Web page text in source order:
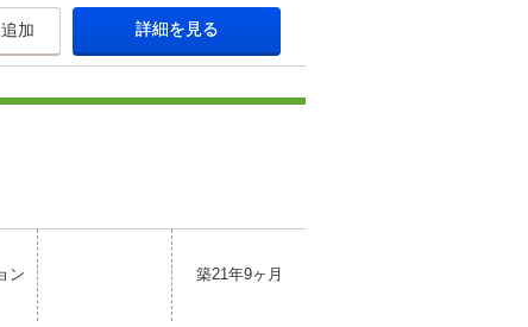
加 詳細を見る
ン 築21年9ヶ月